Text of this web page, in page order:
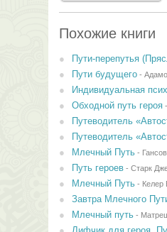
Похожие книги
Пути-перепутья
Пути будущего-
Индивидуальная
Обходной путь героя-
Путеводитель
Путеводитель
Млечный Путь-
Путь героев- Старк
Млечный Путь- Келер
Завтра Млечного
Млечный путь-